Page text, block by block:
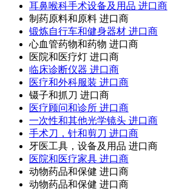
耳鼻喉科手术设备及用品 进口商
制药原料和原料 进口商
锻炼自行车和健身器材 进口商
心血管药物和药物 进口商
医院和医疗灯 进口商
临床诊断仪器 进口商
医疗和外科服装 进口商
镊子和抓刀 进口商
医疗顾问和诊所 进口商
一次性和其他光学镜头 进口商
手术刀，针和剪刀 进口商
牙医工具，设备及用品 进口商
医院和医疗家具 进口商
动物药品和保健 进口商
动物药品和保健 进口商